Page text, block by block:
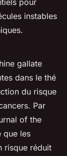
pour
instables
gallate
dans le thé
du risque
Par
of the
que les
risque réduit